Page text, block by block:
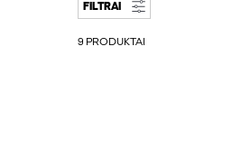
FILTRAI
9 PRODUKTAI